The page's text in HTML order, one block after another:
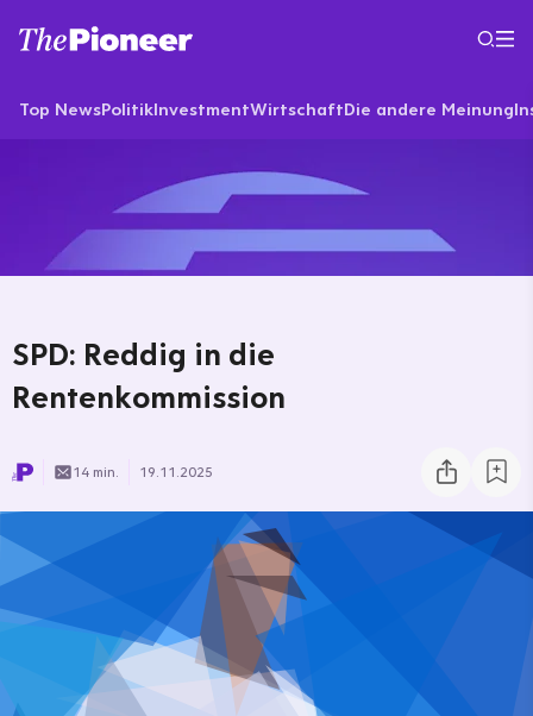
Top NewsPolitikInvestmentWirtschaftDie andere Meinung
SPD: Reddig in die
Rentenkommission
14 min. 19.11.2025